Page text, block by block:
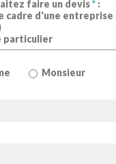
faire un devis* :
cadre d'une entreprise
particulier
Monsieur